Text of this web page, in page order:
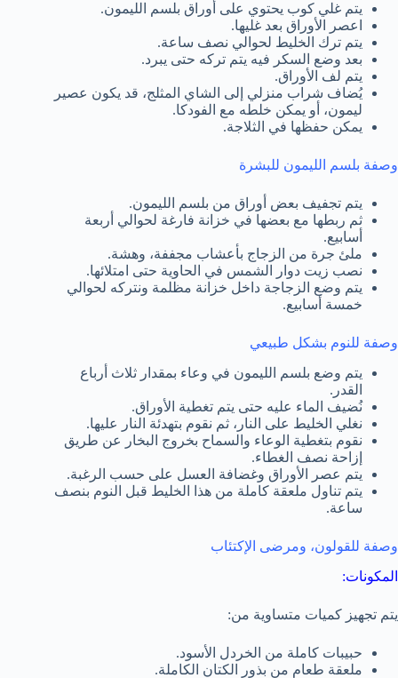
يتم غلي كوب يحتوي على أوراق بلسم الليمون.
اعصر الأوراق بعد غليها.
يتم ترك الخليط لحوالي نصف ساعة.
بعد وضع السكر فيه يتم تركه حتى يبرد.
يتم لف الأوراق.
يُضاف شراب منزلي إلى الشاي المثلج، قد يكون عصير
ليمون، أو يمكن خلطه مع الفودكا.
يمكن حفظها في الثلاجة.
وصفة بلسم الليمون للبشرة
يتم تجفيف بعض أوراق من بلسم الليمون.
ثم ربطها مع بعضها في خزانة فارغة لحوالي أربعة
أسابيع.
ملئ جرة من الزجاج بأعشاب مجففة، وهشة.
نصب زيت دوار الشمس في الحاوية حتى امتلائها.
يتم وضع الزجاجة داخل خزانة مظلمة ونتركه لحوالي
خمسة أسابيع.
وصفة للنوم بشكل طبيعي
يتم وضع بلسم الليمون في وعاء بمقدار ثلاث أرباع
القدر.
نُضيف الماء عليه حتى يتم تغطية الأوراق.
نغلي الخليط على النار، ثم نقوم بتهدئة النار عليها.
نقوم بتغطية الوعاء والسماح بخروج البخار عن طريق
إزاحة نصف الغطاء.
يتم عصر الأوراق وغضافة العسل على حسب الرغبة.
يتم تناول ملعقة كاملة من هذا الخليط قبل النوم بنصف
ساعة.
وصفة للقولون، ومرضى الإكتئاب
المكونات:
يتم تجهيز كميات متساوية من:
حبيبات كاملة من الخردل الأسود.
ملعقة طعام من بذور الكتان الكاملة.